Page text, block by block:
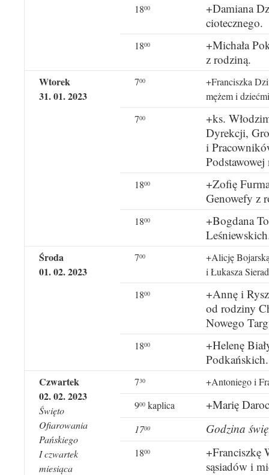
1800
+Damiana
ciotecznego.
1800
+Michała
z rodziną.
Wtorek
31. 01. 2023
700
+Franciszka
mężem i
700
+ks.
Dyrekcji,
i
1800
+Zofię
Genowefy z
1800
+Bogdana
Środa
01. 02. 2023
700
+Alicję
i Łukasza
1800
+Annę i
od rodziny
Nowego
1800
+Helenę
Podkańskich.
Czwartek
02. 02. 2023
Święto
Ofiarowania
Pańskiego
I czwartek
miesiąca
730
+Antoniego i
900 kaplica +Marię
1700 Godzina
1800
+Franciszkę
sąsiadów i